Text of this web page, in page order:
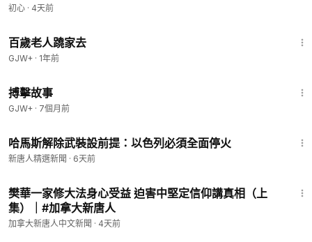
初心 · 4天前
百歲老人蹺家去
GJW+ · 1年前
搏擊故事
GJW+ · 7個月前
哈馬斯解除武裝設前提：以色列必須全面停火
新唐人精選新聞 · 6天前
樊華一家修大法身心受益 迫害中堅定信仰講真相（上
集）｜#加拿大新唐人
加拿大新唐人中文新聞 · 4天前